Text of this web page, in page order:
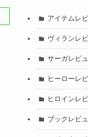
アイテムレ
ヴィランレ
サーガレビ
ヒーローレ
ヒロインレ
ブックレビ